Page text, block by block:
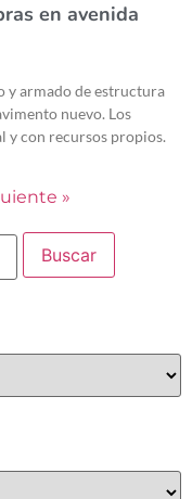
en avenida
y armado de estructura
nuevo. Los
y con recursos propios.
»